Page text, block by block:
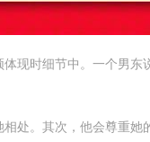
现时细节中。一个男
处。其次，他会尊重